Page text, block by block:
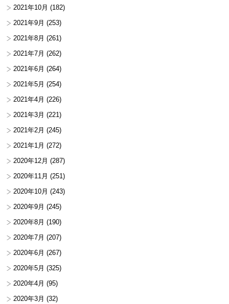
2021年10月 (182)
2021年9月 (253)
2021年8月 (261)
2021年7月 (262)
2021年6月 (264)
2021年5月 (254)
2021年4月 (226)
2021年3月 (221)
2021年2月 (245)
2021年1月 (272)
2020年12月 (287)
2020年11月 (251)
2020年10月 (243)
2020年9月 (245)
2020年8月 (190)
2020年7月 (207)
2020年6月 (267)
2020年5月 (325)
2020年4月 (95)
2020年3月 (32)